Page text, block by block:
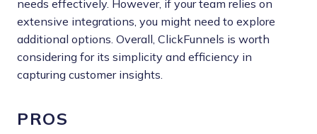
needs effectively. However, if your team relies on
extensive integrations, you might need to explore
additional options. Overall, ClickFunnels is worth
considering for its simplicity and efficiency in
capturing customer insights.
PROS